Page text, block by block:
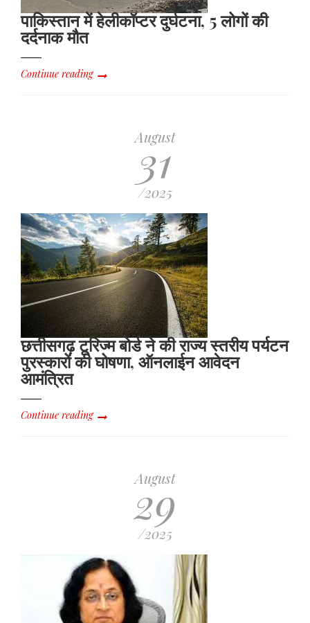
पाकिस्तान में हेलीकॉप्टर दुर्घटना, 5 लोगों की
दर्दनाक मौत
Continue reading
August
31
/2025
छत्तीसगढ़ टूरिज्म बोर्ड ने की राज्य स्तरीय पर्यटन
पुरस्कारों की घोषणा, ऑनलाईन आवेदन
आमंत्रित
Continue reading
August
29
/2025